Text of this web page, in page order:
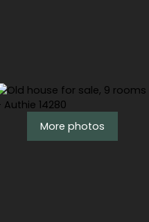
Estimate
More photos